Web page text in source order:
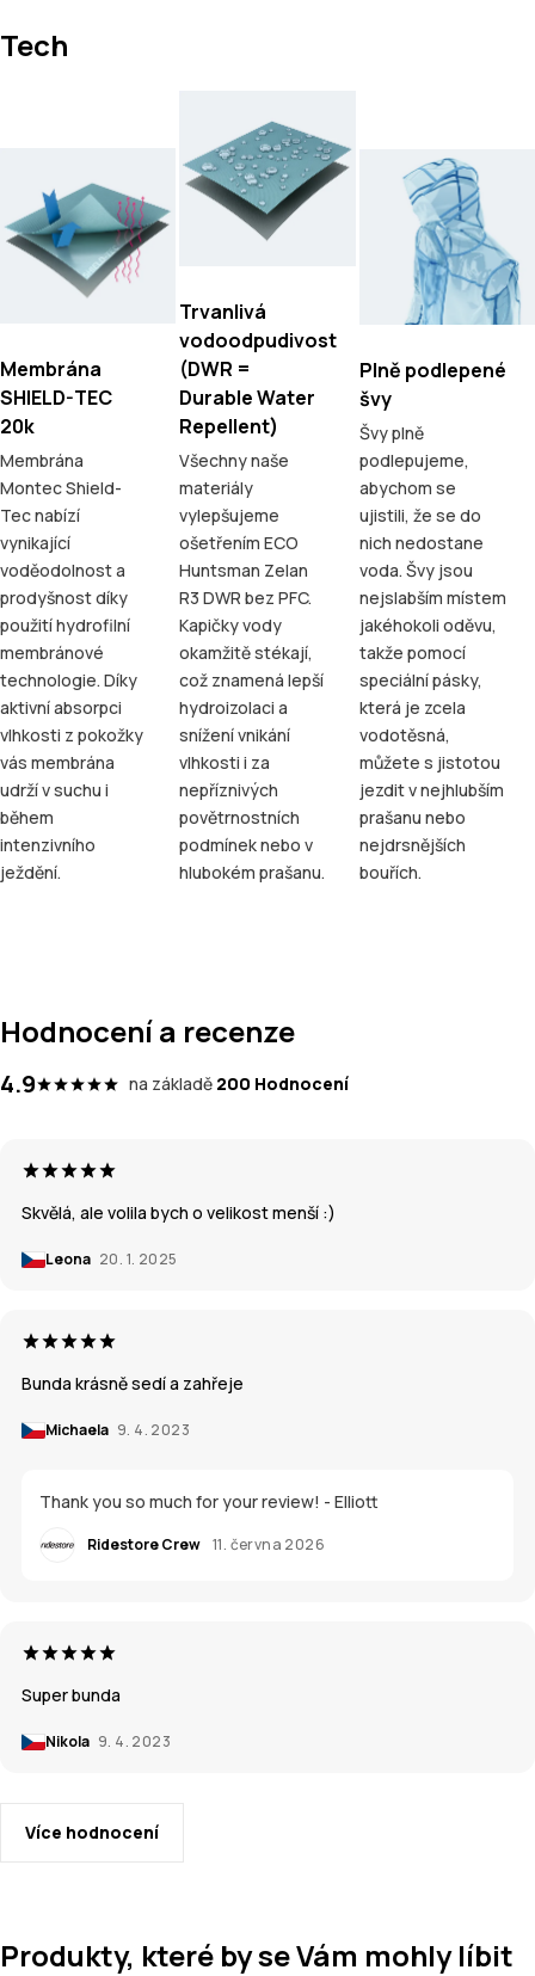
Tech
Membrána
SHIELD-TEC
20k
Membrána
Montec Shield-
Tec nabízí
vynikající
voděodolnost a
prodyšnost díky
použití hydrofilní
membránové
technologie. Díky
aktivní absorpci
vlhkosti z pokožky
vás membrána
udrží v suchu i
během
intenzivního
ježdění.
Trvanlivá
vodoodpudivost
(DWR =
Durable Water
Repellent)
Všechny naše
materiály
vylepšujeme
ošetřením ECO
Huntsman Zelan
R3 DWR bez PFC.
Kapičky vody
okamžitě stékají,
což znamená lepší
hydroizolaci a
snížení vnikání
vlhkosti i za
nepříznivých
povětrnostních
podmínek nebo v
hlubokém prašanu.
Plně podlepené
švy
Švy plně
podlepujeme,
abychom se
ujistili, že se do
nich nedostane
voda. Švy jsou
nejslabším místem
jakéhokoli oděvu,
takže pomocí
speciální pásky,
která je zcela
vodotěsná,
můžete s jistotou
jezdit v nejhlubším
prašanu nebo
nejdrsnějších
bouřích.
Hodnocení a recenze
4.9 na základě 200 Hodnocení
Skvělá, ale volila bych o velikost menší :)
Leona 20. 1. 2025
Bunda krásně sedí a zahřeje
Michaela 9. 4. 2023
Thank you so much for your review! - Elliott
Ridestore Crew 11. června 2026
Super bunda
Nikola 9. 4. 2023
Více hodnocení
Produkty, které by se Vám mohly líbit